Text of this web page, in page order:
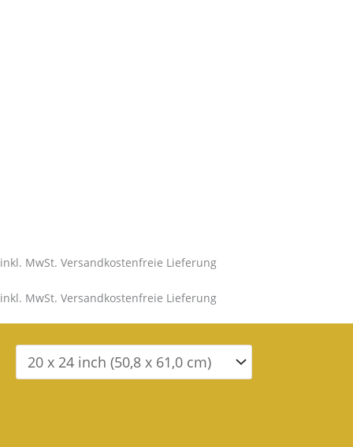
inkl. MwSt. Versandkostenfreie Lieferung
inkl. MwSt. Versandkostenfreie Lieferung